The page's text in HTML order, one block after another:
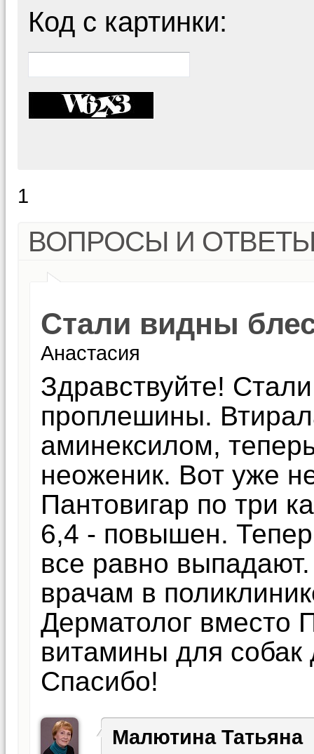
Код с картинки:
1
ВОПРОСЫ И
Стали видны
Анастасия
Здравствуйте!
проплешины.
аминексилом,
неоженик. Вот уже
Пантовигар по три
6,4 - повышен.
все равно
врачам в
Дерматолог вместо
витамины для
Спасибо!
Малютина Татьяна